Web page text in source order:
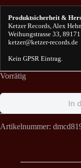
Produktsicherheit &
Ketzer Records, Alex
Weihungstrasse 33,
ketzer@ketzer-records.de
Kein GPSR Eintrag.
Vorrätig
In
Artikelnummer: